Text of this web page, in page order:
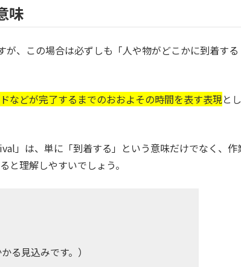
味
、この場合は必ずしも「人や物がどこかに到着する
などが完了するまでのおおよその時間を表す表現とし
」は、単に「到着する」という意味だけでなく、作
と理解しやすいでしょう。
る見込みです。）